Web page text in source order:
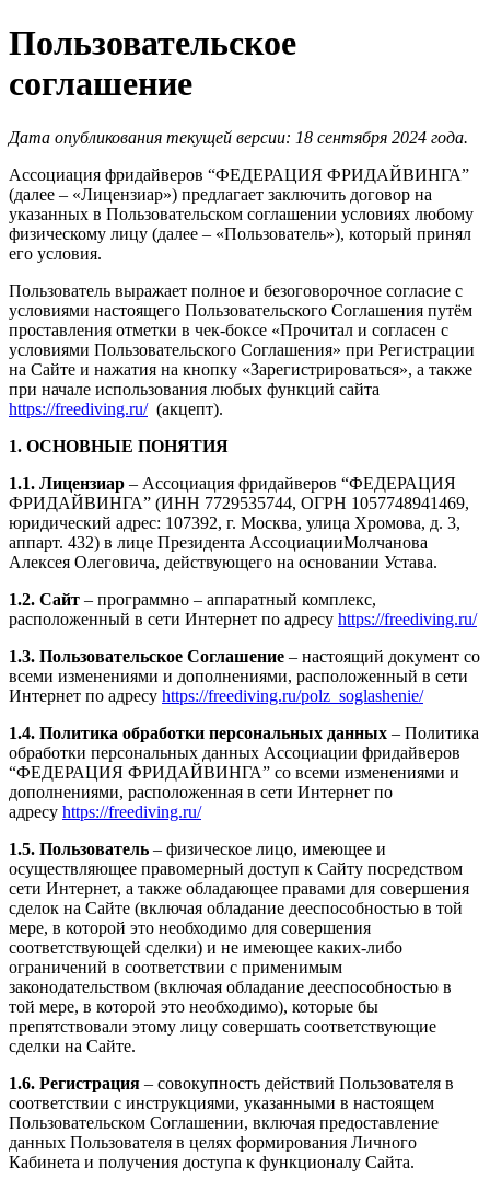
Пользовательское
соглашение
Дата опубликования текущей версии: 18 сентября 2024 года.
Ассоциация фридайверов “ФЕДЕРАЦИЯ ФРИДАЙВИНГА”
(далее – «Лицензиар») предлагает заключить договор на
указанных в Пользовательском соглашении условиях любому
физическому лицу (далее – «Пользователь»), который принял
его условия.
Пользователь выражает полное и безоговорочное согласие с
условиями настоящего Пользовательского Соглашения путём
проставления отметки в чек-боксе «Прочитал и согласен с
условиями Пользовательского Соглашения» при Регистрации
на Сайте и нажатия на кнопку «Зарегистрироваться», а также
при начале использования любых функций сайта
https://freediving.ru/(акцепт).
1. ОСНОВНЫЕ ПОНЯТИЯ
1.1. Лицензиар – Ассоциация фридайверов “ФЕДЕРАЦИЯ
ФРИДАЙВИНГА” (ИНН 7729535744, ОГРН 1057748941469,
юридический адрес: 107392, г. Москва, улица Хромова, д. 3,
аппарт. 432) в лице Президента АссоциацииМолчанова
Алексея Олеговича, действующего на основании Устава.
1.2. Сайт – программно – аппаратный комплекс,
расположенный в сети Интернет по адресу https://freediving.ru/
1.3. Пользовательское Соглашение – настоящий документ со
всеми изменениями и дополнениями, расположенный в сети
Интернет по адресу https://freediving.ru/polz_soglashenie/
1.4. Политика обработки персональных данных – Политика
обработки персональных данных Ассоциации фридайверов
“ФЕДЕРАЦИЯ ФРИДАЙВИНГА” со всеми изменениями и
дополнениями, расположенная в сети Интернет по
адресу https://freediving.ru/
1.5. Пользователь – физическое лицо, имеющее и
осуществляющее правомерный доступ к Сайту посредством
сети Интернет, а также обладающее правами для совершения
сделок на Сайте (включая обладание дееспособностью в той
мере, в которой это необходимо для совершения
соответствующей сделки) и не имеющее каких-либо
ограничений в соответствии с применимым
законодательством (включая обладание дееспособностью в
той мере, в которой это необходимо), которые бы
препятствовали этому лицу совершать соответствующие
сделки на Сайте.
1.6. Регистрация – совокупность действий Пользователя в
соответствии с инструкциями, указанными в настоящем
Пользовательском Соглашении, включая предоставление
данных Пользователя в целях формирования Личного
Кабинета и получения доступа к функционалу Сайта.